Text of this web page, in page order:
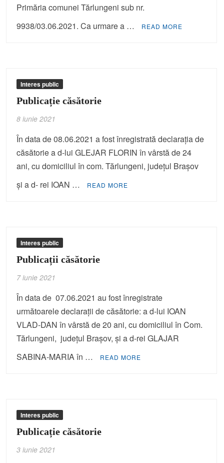
Primăria comunei Tărlungeni sub nr.
9938/03.06.2021. Ca urmare a …
READ MORE
Interes public
Publicație căsătorie
8 iunie 2021
În data de 08.06.2021 a fost înregistrată declaraţia de
căsătorie a d-lui GLEJAR FLORIN în vârstă de 24
ani, cu domiciliul în com. Tărlungeni, judeţul Braşov
şi a d- rei IOAN …
READ MORE
Interes public
Publicații căsătorie
7 iunie 2021
În data de 07.06.2021 au fost înregistrate
următoarele declaraţii de căsătorie: a d-lui IOAN
VLAD-DAN în vârstă de 20 ani, cu domiciliul în Com.
Tărlungeni, judeţul Braşov, şi a d-rei GLAJAR
SABINA-MARIA în …
READ MORE
Interes public
Publicație căsătorie
3 iunie 2021